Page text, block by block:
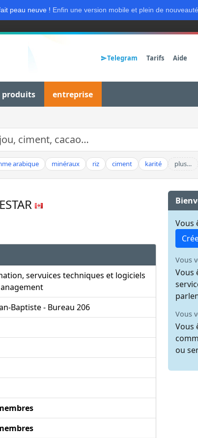
peau neuve ! Enfin une version mobile et plein de
Telegram Tarifs Aide
produits entreprise
arabique minéraux riz ciment karité plus…
servuices techniques et logiciels
Baptiste - Bureau 206
Vous
Vous
Vous
Vous
Vous
ou